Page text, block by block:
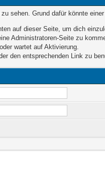
sehen. Grund dafür könnte
auf dieser Seite, um dich
Administratoren-Seite zu
wartet auf Aktivierung.
den entsprechenden Link zu